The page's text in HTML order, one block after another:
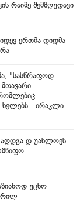
რაიმე შემზღუდავი
ერთმა დიდმა
"სასწრაფოდ
ხელებს - ირაკლი
აღდგა დ უახლოეს
უცხო